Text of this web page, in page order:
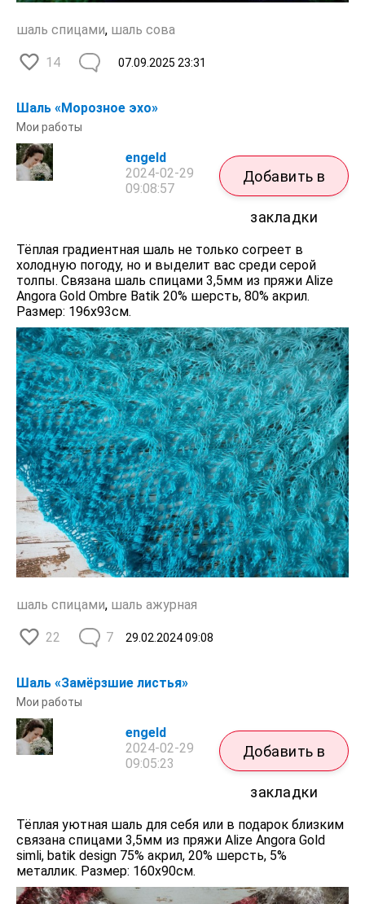
шаль спицами, шаль сова
14 07.09.2025 23:31
Шаль «Морозное эхо»
Мои работы
engeld
2024-02-29
09:08:57
Добавить в
закладки
Тёплая градиентная шаль не только согреет в
холодную погоду, но и выделит вас среди серой
толпы. Связана шаль спицами 3,5мм из пряжи Alize
Angora Gold Ombre Batik 20% шерсть, 80% акрил.
Размер: 196х93см.
шаль спицами, шаль ажурная
22 29.02.202409:08
7
Шаль «Замёрзшие листья»
Мои работы
engeld
2024-02-29
09:05:23
Добавить в
закладки
Тёплая уютная шаль для себя или в подарок близким
связана спицами 3,5мм из пряжи Alize Angora Gold
simli, batik design 75% акрил, 20% шерсть, 5%
металлик. Размер: 160х90см.